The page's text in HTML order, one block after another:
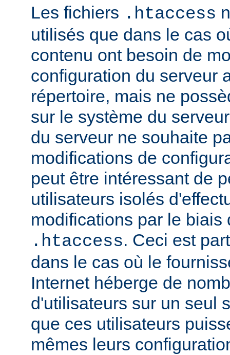
Les fichiers .htaccess
utilisés que dans le cas
contenu ont besoin de
configuration du serveur
répertoire, mais ne
sur le système du
du serveur ne souhaite
modifications de
peut être intéressant de
utilisateurs isolés
modifications par le biais
.htaccess. Ceci est
dans le cas où le
Internet héberge de
d'utilisateurs sur un seul
que ces utilisateurs
mêmes leurs